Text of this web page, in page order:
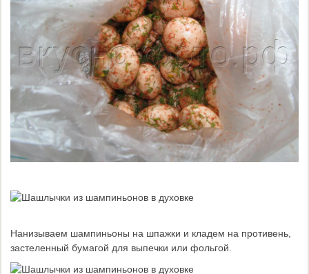
Нанизываем шампиньоны на шпажки и кладем на противень,
застеленный бумагой для выпечки или фольгой.